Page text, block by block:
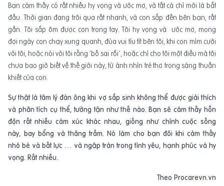
Bạn cảm thấy có rất nhiều hy vọng và ước mơ, và tất cả chỉ mới là bắt
đầu. Thời gian đang trôi qua rất nhanh, và con sắp đến bên bạn, rất
gần. Tôi sắp ôm được con trong tay. Tôi hy vọng và ước mơ, mong
đợi ngày con chạy xung quanh, đùa vui tíu tít bên tôi, khi con mỉm cười
với tôi, hoặc nói với tôi rằng ‘bố sai rồi’, hoặc chỉ cho tôi một điều mà tôi
chưa bao giờ biết về thế giới này, từ ánh nhìn trẻ thơ trong sáng thuần
khiết của con.
Sự thật là tâm lý đàn ông khi vợ sắp sinh không thể được giải thích
và phân tích cụ thể, tường tận như thế nào. Bạn sẽ cảm thấy hỗn
độn rất nhiều cảm xúc khác nhau, giống như chính cuộc sống
này, bay bổng và thăng trầm. Nó làm cho bạn đôi khi cảm thấy
nhỏ bé và bất lực … và ngập tràn trong tình yêu, hạnh phúc và hy
vọng. Rất nhiều.
Theo Procarevn.vn